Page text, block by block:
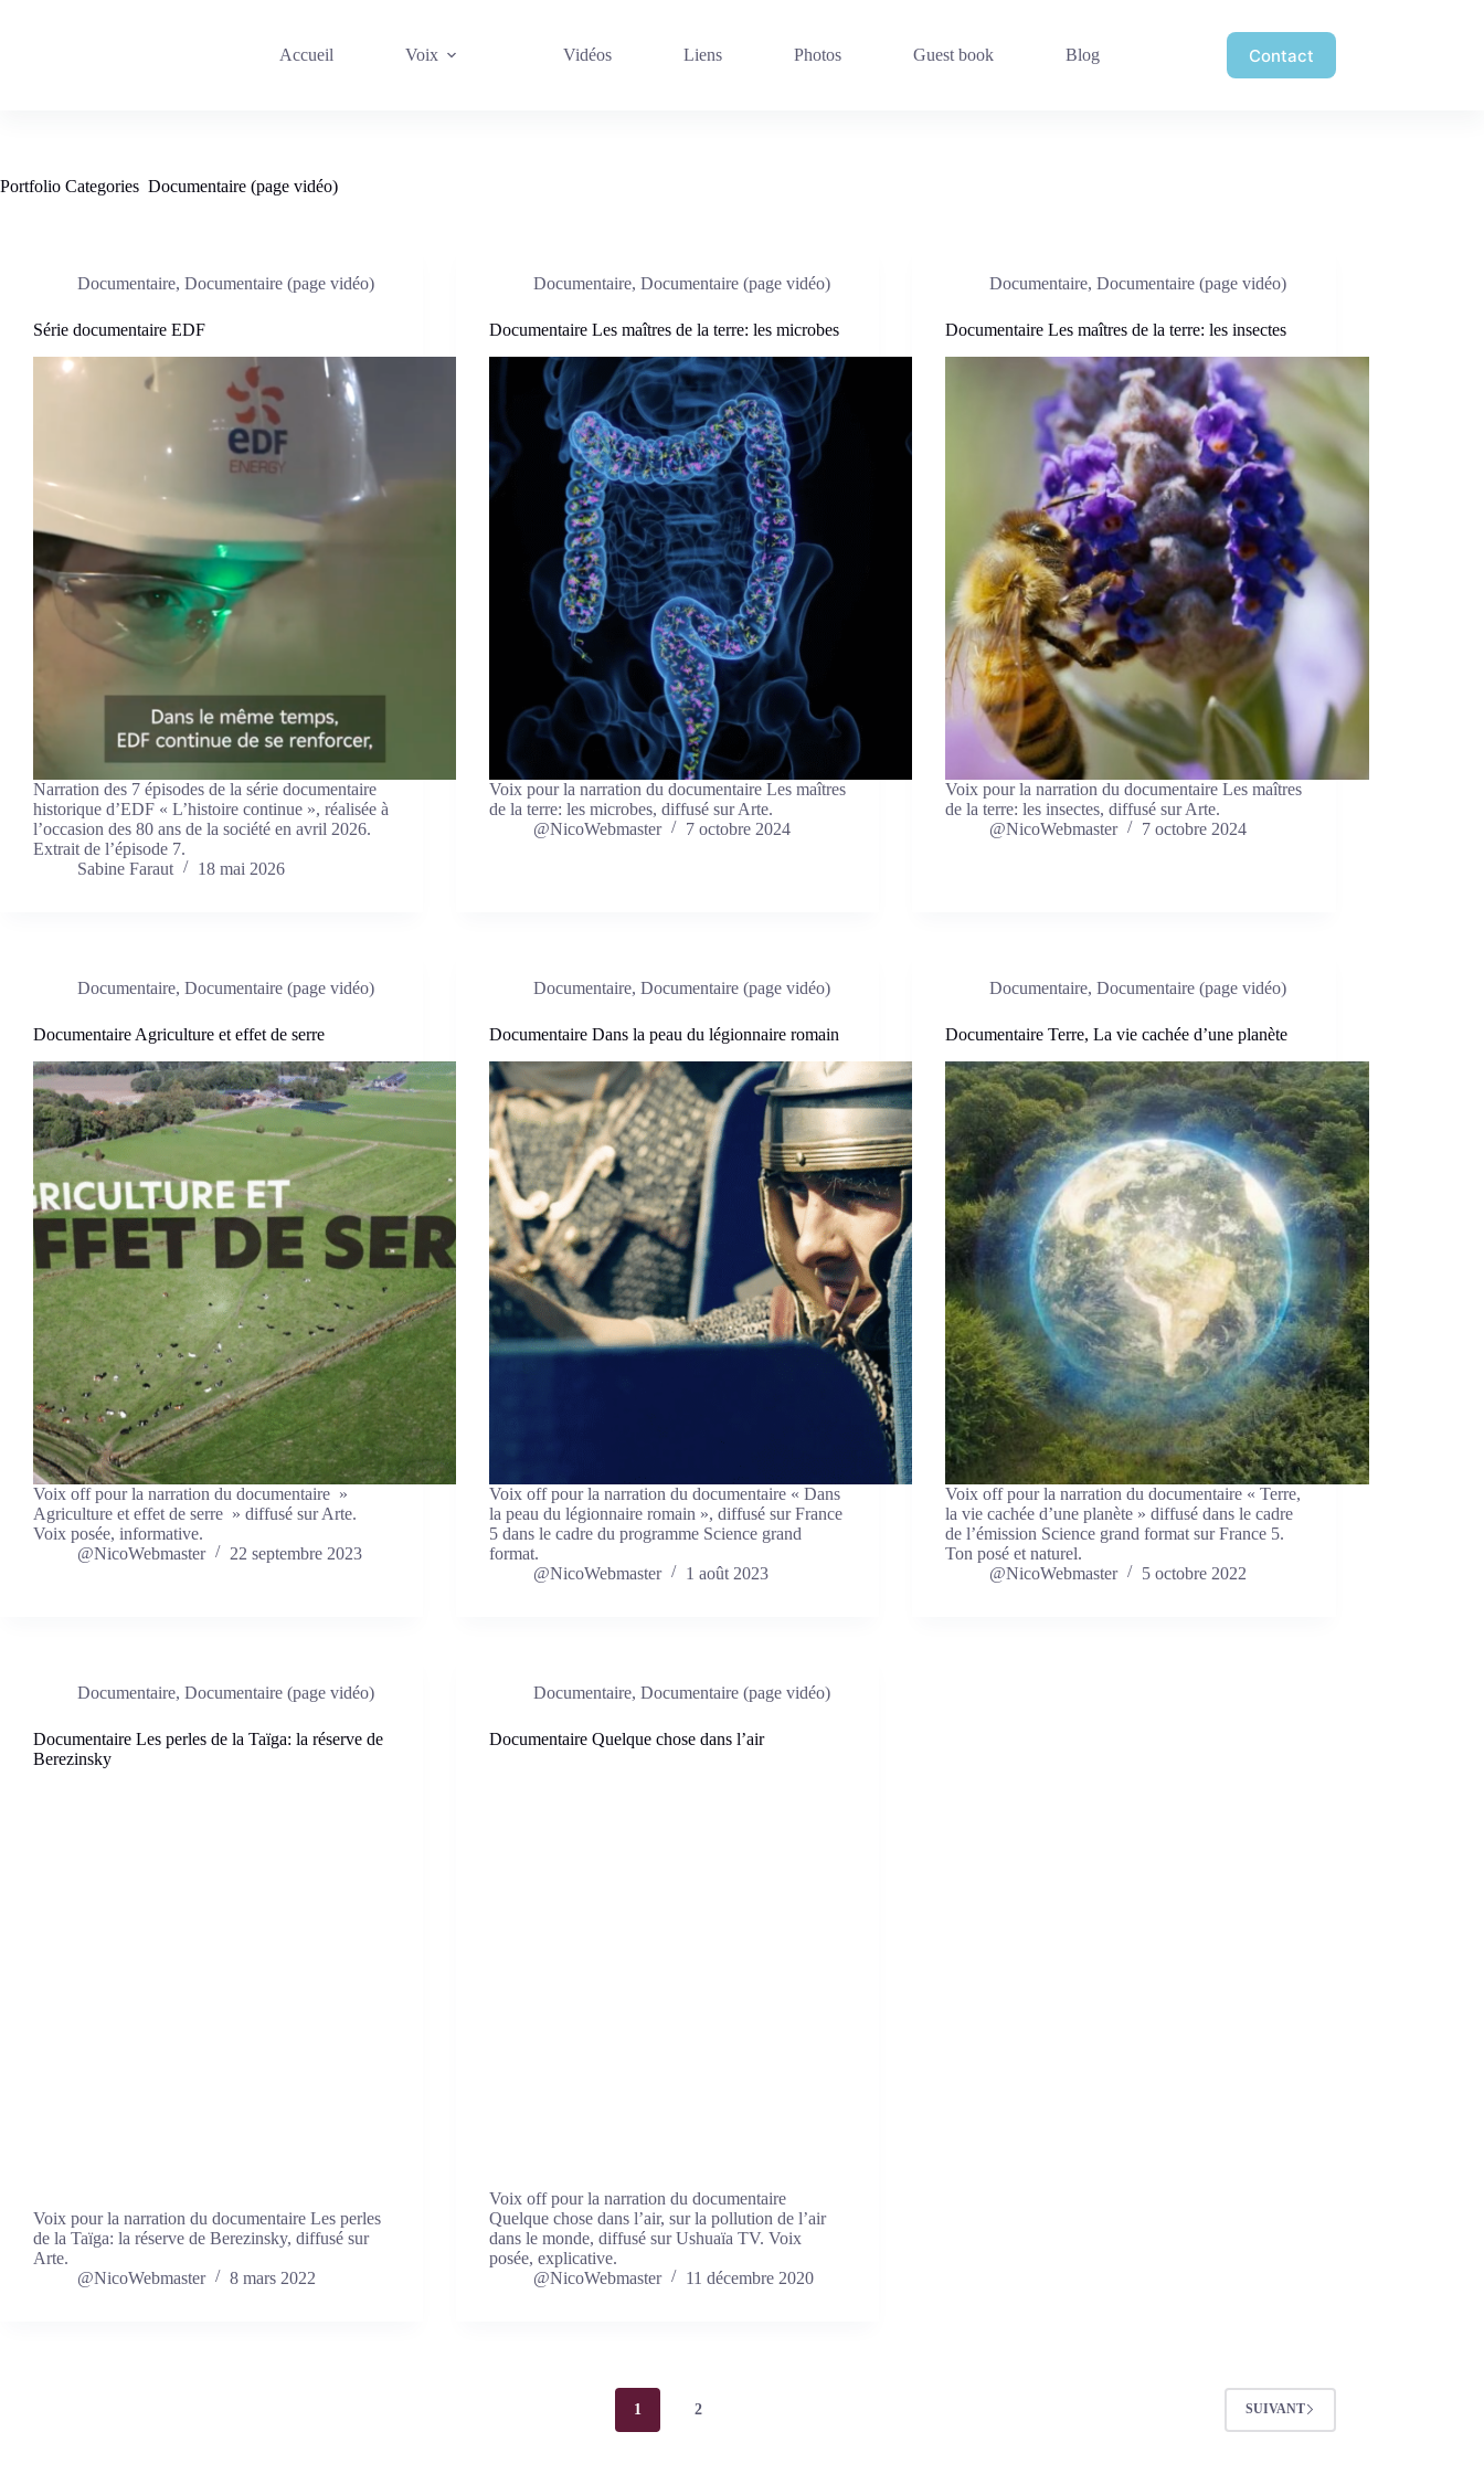
Accueil Voix Vidéos Liens Photos Guest book Blog Contact
Portfolio Categories Documentaire (page vidéo)
Documentaire, Documentaire (page vidéo)
Série documentaire EDF
Narration des 7 épisodes de la série documentaire
historique d’EDF « L’histoire continue », réalisée à
l’occasion des 80 ans de la société en avril 2026.
Extrait de l’épisode 7.
Sabine Faraut
18 mai 2026
Documentaire,Documentaire (page vidéo)
Documentaire Les maîtres de la terre: les microbes
Voix pour la narration du documentaire Les maîtres
de la terre: les microbes, diffusé sur Arte.
@NicoWebmaster
7 octobre 2024
Documentaire,Documentaire (page vidéo)
Documentaire Les maîtres de la terre: les insectes
Voix pour la narration du documentaire Les maîtres
de la terre: les insectes, diffusé sur Arte.
@NicoWebmaster
7 octobre 2024
Documentaire, Documentaire (page vidéo)
Documentaire Agriculture et effet de serre
Voix off pour la narration du documentaire »
Agriculture et effet de serre » diffusé sur Arte.
Voix posée, informative.
@NicoWebmaster
22 septembre 2023
Documentaire,Documentaire (page vidéo)
Documentaire Dans la peau du légionnaire romain
Voix off pour la narration du documentaire « Dans
la peau du légionnaire romain », diffusé sur France
5 dans le cadre du programme Science grand
format.
@NicoWebmaster
1 août 2023
Documentaire,Documentaire (page vidéo)
Documentaire Terre, La vie cachée d’une planète
Voix off pour la narration du documentaire « Terre,
la vie cachée d’une planète » diffusé dans le cadre
de l’émission Science grand format sur France 5.
Ton posé et naturel.
@NicoWebmaster
5 octobre 2022
Documentaire, Documentaire (page vidéo)
Documentaire Les perles de la Taïga: la réserve de
Berezinsky
Voix pour la narration du documentaire Les perles
de la Taïga: la réserve de Berezinsky, diffusé sur
Arte.
@NicoWebmaster
8 mars 2022
Documentaire,Documentaire (page vidéo)
Documentaire Quelque chose dans l’air
Voix off pour la narration du documentaire
Quelque chose dans l’air, sur la pollution de l’air
dans le monde, diffusé sur Ushuaïa TV. Voix
posée, explicative.
@NicoWebmaster
11 décembre 2020
1 2 SUIVANT